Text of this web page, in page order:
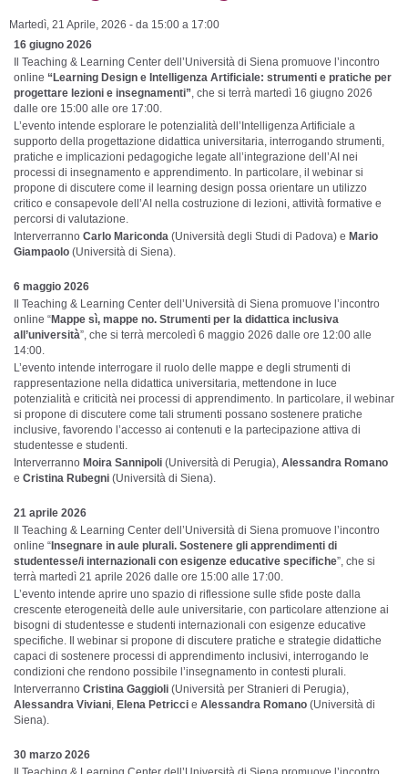
Martedì, 21 Aprile, 2026 - da 15:00 a 17:00
16 giugno 2026
Il Teaching & Learning Center dell’Università di Siena promuove l’incontro
online “Learning Design e Intelligenza Artificiale: strumenti e pratiche per
progettare lezioni e insegnamenti”, che si terrà martedì 16 giugno 2026
dalle ore 15:00 alle ore 17:00.
L’evento intende esplorare le potenzialità dell’Intelligenza Artificiale a
supporto della progettazione didattica universitaria, interrogando strumenti,
pratiche e implicazioni pedagogiche legate all’integrazione dell’AI nei
processi di insegnamento e apprendimento. In particolare, il webinar si
propone di discutere come il learning design possa orientare un utilizzo
critico e consapevole dell’AI nella costruzione di lezioni, attività formative e
percorsi di valutazione.
Interverranno Carlo Mariconda (Università degli Studi di Padova) e Mario
Giampaolo (Università di Siena).
6 maggio 2026
Il Teaching & Learning Center dell’Università di Siena promuove l’incontro
online “Mappe sì, mappe no. Strumenti per la didattica inclusiva
all’università”, che si terrà mercoledì 6 maggio 2026 dalle ore 12:00 alle
14:00.
L’evento intende interrogare il ruolo delle mappe e degli strumenti di
rappresentazione nella didattica universitaria, mettendone in luce
potenzialità e criticità nei processi di apprendimento. In particolare, il webinar
si propone di discutere come tali strumenti possano sostenere pratiche
inclusive, favorendo l’accesso ai contenuti e la partecipazione attiva di
studentesse e studenti.
Interverranno Moira Sannipoli (Università di Perugia), Alessandra Romano
e Cristina Rubegni (Università di Siena).
21 aprile 2026
Il Teaching & Learning Center dell’Università di Siena promuove l’incontro
online “ Insegnare in aule plurali. Sostenere gli apprendimenti di
studentesse/i internazionali con esigenze educative specifiche”, che si
terrà martedì 21 aprile 2026 dalle ore 15:00 alle 17:00.
L’evento intende aprire uno spazio di riflessione sulle sfide poste dalla
crescente eterogeneità delle aule universitarie, con particolare attenzione ai
bisogni di studentesse e studenti internazionali con esigenze educative
specifiche. Il webinar si propone di discutere pratiche e strategie didattiche
capaci di sostenere processi di apprendimento inclusivi, interrogando le
condizioni che rendono possibile l’insegnamento in contesti plurali.
Interverranno Cristina Gaggioli (Università per Stranieri di Perugia),
Alessandra Viviani, Elena Petricci e Alessandra Romano (Università di
Siena).
30 marzo 2026